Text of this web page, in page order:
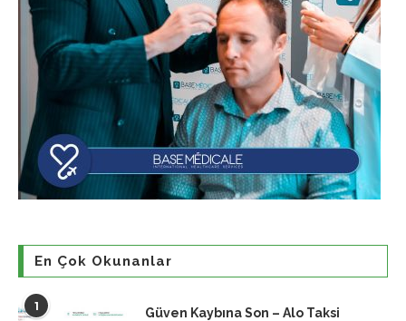
En Çok Okunanlar
1 Güven Kaybına Son – Alo Taksi